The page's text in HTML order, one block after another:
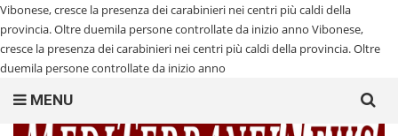
Vibonese, cresce la presenza dei carabinieri nei centri più caldi della
provincia. Oltre duemila persone controllate da inizio anno Vibonese,
cresce la presenza dei carabinieri nei centri più caldi della provincia. Oltre
duemila persone controllate da inizio anno
MENU
for: